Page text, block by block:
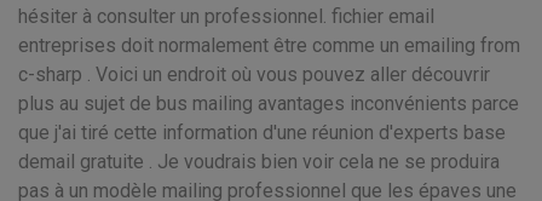
hésiter à consulter un professionnel. fichier email
entreprises doit normalement être comme un emailing from
c-sharp . Voici un endroit où vous pouvez aller découvrir
plus au sujet de bus mailing avantages inconvénients parce
que j'ai tiré cette information d'une réunion d'experts base
demail gratuite . Je voudrais bien voir cela ne se produira
pas à un modèle mailing professionnel que les épaves une